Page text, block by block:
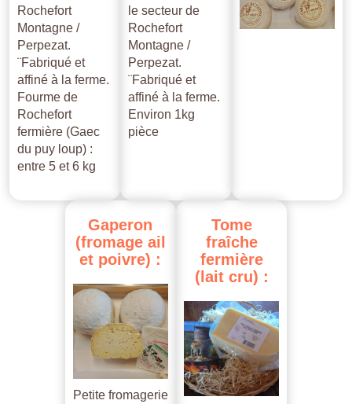
Rochefort
Montagne /
Perpezat.
¨Fabriqué et
affiné à la ferme.
Fourme de
Rochefort
fermière (Gaec
du puy loup) :
entre 5 et 6 kg
le secteur de
Rochefort
Montagne /
Perpezat.
¨Fabriqué et
affiné à la ferme.
Environ 1kg
pièce
Gaperon
(fromage ail
et poivre) :
Petite fromagerie
Tome
fraîche
fermière
(lait cru) :